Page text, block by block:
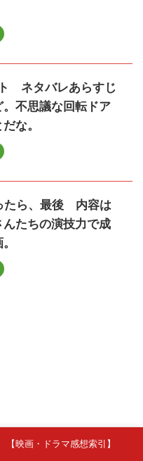
ネタバレあらすじ
不思議な回転ドア
な。
たら、最後 内容は
んたちの演技力で成
【映画・ドラマ感想索引】